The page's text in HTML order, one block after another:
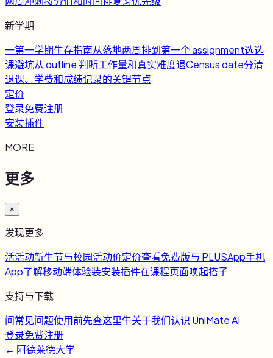
新学期
一第一学期生存指南从落地两周排到第一个 assignment选选
课避坑从 outline 判断工作量和真实难度退Census date分清
退课、学费和成绩记录的关键节点
定价
登录免费注册
安装插件
MORE
更多
×
发现更多
活活动新生节与校园活动价定价查看免费版与 PLUSApp手机
App了解移动端体验装安装插件在课程页面唤起搭子
支持与下载
问常见问题使用前先查这里牛关于我们认识 UniMate AI
登录免费注册
← 阿德莱德大学